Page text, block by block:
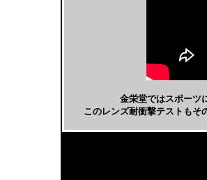
金栄堂ではスポーツ
このレンズ耐衝撃テストもそ